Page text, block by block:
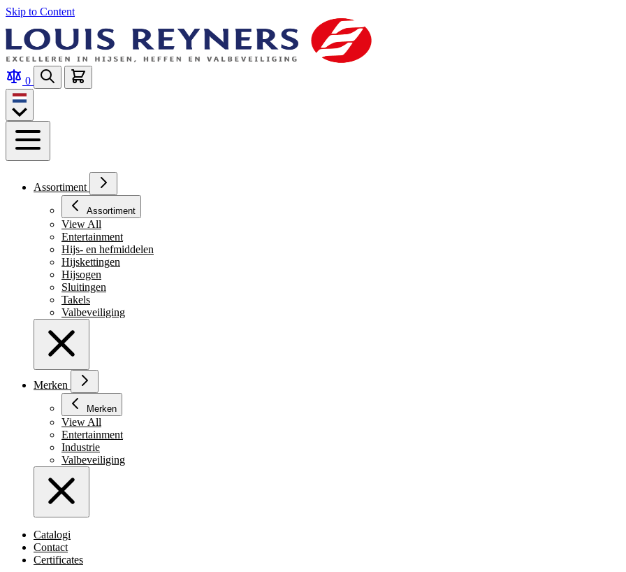
Skip to Content
0
Assortiment
Assortiment
View All
Entertainment
Hijs- en hefmiddelen
Hijskettingen
Hijsogen
Sluitingen
Takels
Valbeveiliging
Merken
Merken
View All
Entertainment
Industrie
Valbeveiliging
Catalogi
Contact
Certificates